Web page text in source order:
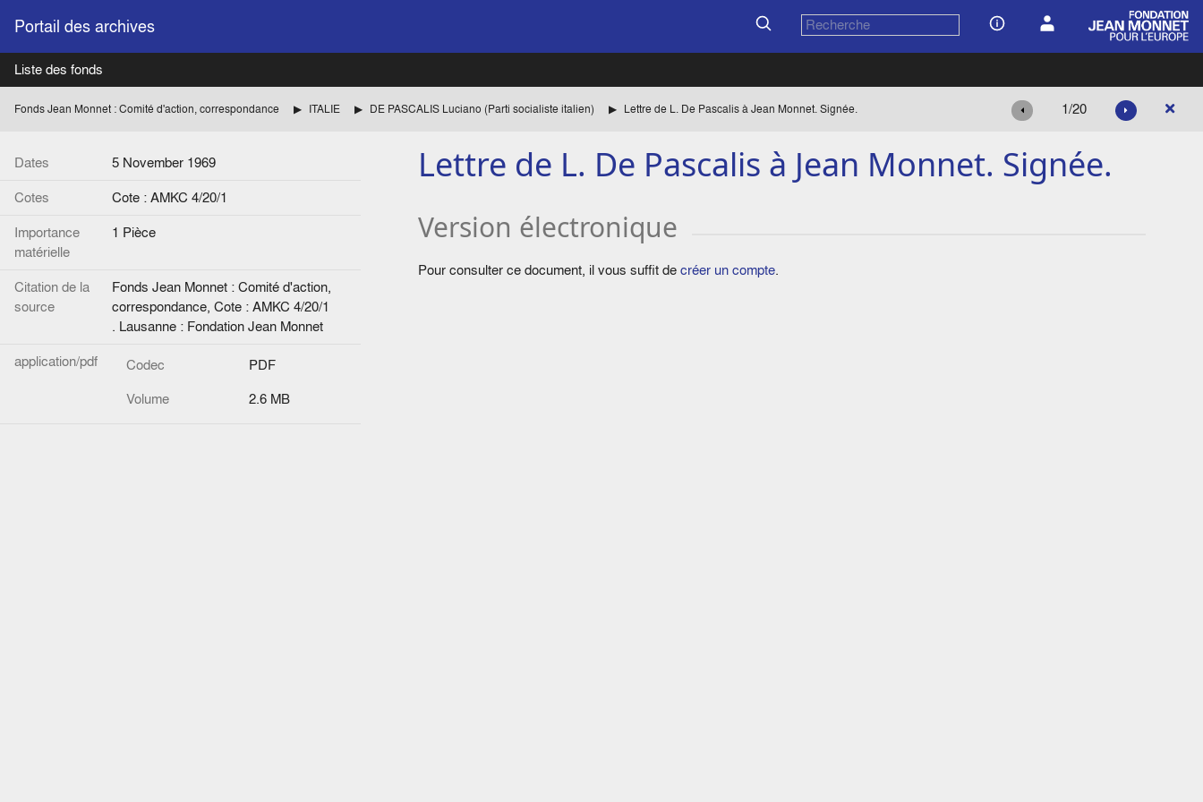
Portail des archives
Liste des fonds
Fonds Jean Monnet : Comité d'action, correspondance ITALIE DE PASCALIS Luciano (Parti socialiste italien) Lettre de L. De Pascalis à Jean Monnet. Signée. 1/20
Dates
5 November 1969
Cotes
Cote : AMKC 4/20/1
Importance
matérielle
1 Pièce
Citation de la
source
Fonds Jean Monnet : Comité d'action,
correspondance, Cote : AMKC 4/20/1
. Lausanne : Fondation Jean Monnet
application/pdf
Codec
PDF
Volume
2.6 MB
Lettre de L. De Pascalis à Jean Monnet. Signée.
Version électronique
Pour consulter ce document, il vous suffit decréer un compte.